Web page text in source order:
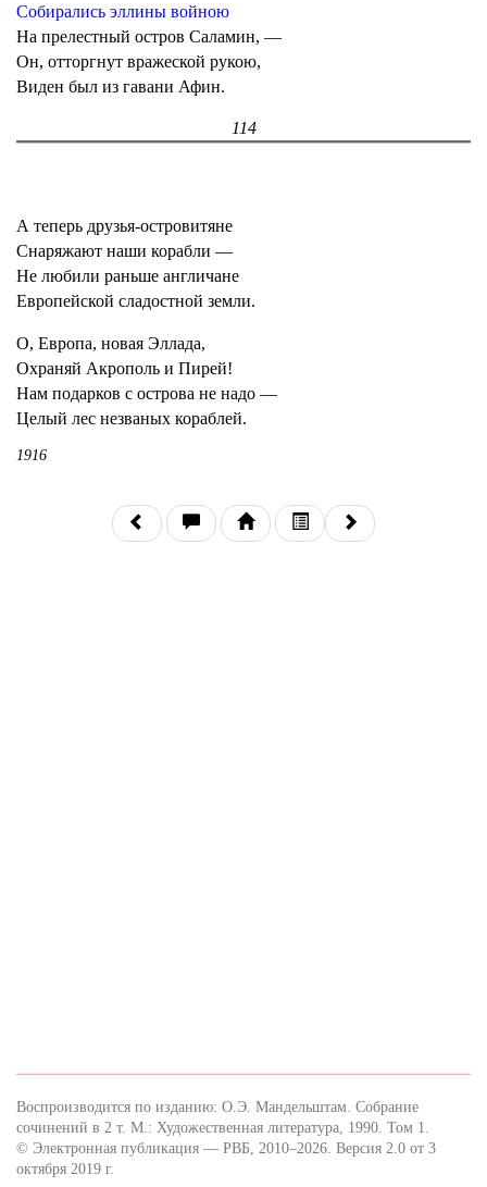
Собирались эллины войною
На прелестный остров Саламин, —
Он, отторгнут вражеской рукою,
Виден был из гавани Афин.
114
А теперь друзья-островитяне
Снаряжают наши корабли —
Не любили раньше англичане
Европейской сладостной земли.
О, Европа, новая Эллада,
Охраняй Акрополь и Пирей!
Нам подарков с острова не надо —
Целый лес незваных кораблей.
1916
Воспроизводится по изданию: О.Э. Мандельштам. Собрание
сочинений в 2 т. М.: Художественная литература, 1990. Том 1.
© Электронная публикация — РВБ, 2010–2026. Версия 2.0 от 3
октября 2019 г.